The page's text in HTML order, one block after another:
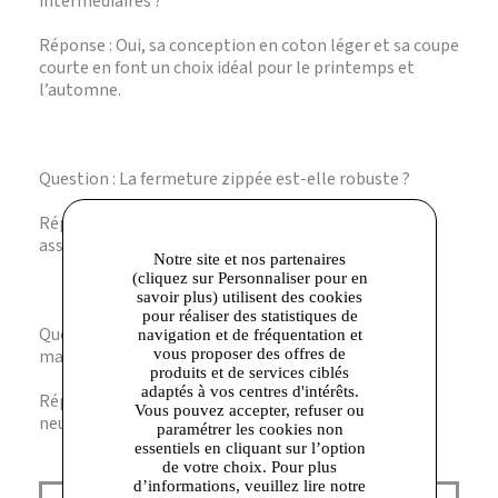
Réponse : Oui, sa conception en coton léger et sa coupe
courte en font un choix idéal pour le printemps et
l’automne.
Question : La fermeture zippée est-elle robuste ?
Réponse : Oui, la fermeture est conçue pour durer et
assurer une utilisation facile et fiable.
Question : Cette veste convient-elle à un style
masculin féminin ?
Réponse : Absolument, sa coupe droite et ses détails
neutres s’adaptent parfaitement à un look mixte.
Notre site et nos partenaires
(cliquez sur Personnaliser pour en
savoir plus) utilisent des cookies
pour réaliser des statistiques de
navigation et de fréquentation et
vous proposer des offres de
produits et de services ciblés
adaptés à vos centres d'intérêts.
Vous pouvez accepter, refuser ou
paramétrer les cookies non
essentiels en cliquant sur l’option
de votre choix. Pour plus
d’informations, veuillez lire notre